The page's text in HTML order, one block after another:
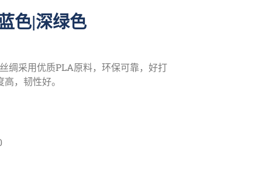
色|深绿色
绸采用优质PLA原料，环保可靠，好打
，韧性好。